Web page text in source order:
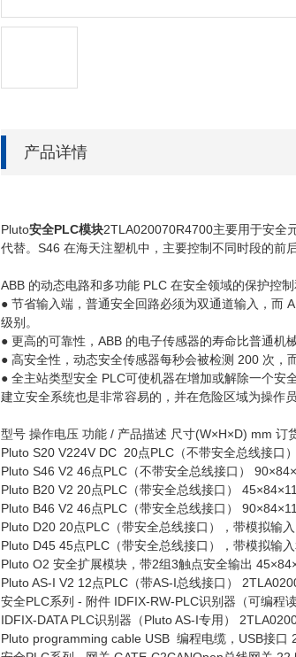
产品详情
Pluto安全PLC模块2TLA020070R4700主要用于安全
代替。S46 在海天注塑机中，主要控制不同时段的前
ABB 的动态电路和多功能 PLC 在安全领域的保护控
● 节省输入端，普通安全回路必须为双通道输入，而
级别。
● 更高的可靠性，ABB 的电子传感器的寿命比普通机
● 高安全性，动态安全传感器每秒会被检测 200 次，
● 全主站类型安全 PLC可使机器在增加或解除一个安
建立安全系统也是非常容易的，并在危险区域为操作
型号 操作电压 功能 / 产品描述 尺寸(W×H×D) mm 订
Pluto S20 V224V DC 20点PLC（不带安全总线接口
Pluto S46 V2 46点PLC（不带安全总线接口）
Pluto B20 V2 20点PLC（带安全总线接口）
Pluto B46 V2 46点PLC（带安全总线接口）
Pluto D20 20点PLC（带安全总线接口），带模拟输
Pluto D45 45点PLC（带安全总线接口），带模拟输
Pluto O2 安全扩展模块，带2组3触点安全输出
Pluto AS-I V2 12点PLC（带AS-I总线接口）
安全PLC系列 - 附件 IDFIX-RW-PLC识别器（可编程
IDFIX-DATA PLC识别器（Pluto AS-I专用）
Pluto programming cable USB 编程电缆，USB接口